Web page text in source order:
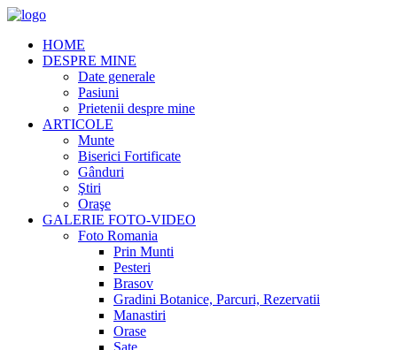
HOME
DESPRE MINE
Date generale
Pasiuni
Prietenii despre mine
ARTICOLE
Munte
Biserici Fortificate
Gânduri
Ştiri
Oraşe
GALERIE FOTO-VIDEO
Foto Romania
Prin Munti
Pesteri
Brasov
Gradini Botanice, Parcuri, Rezervatii
Manastiri
Orase
Sate